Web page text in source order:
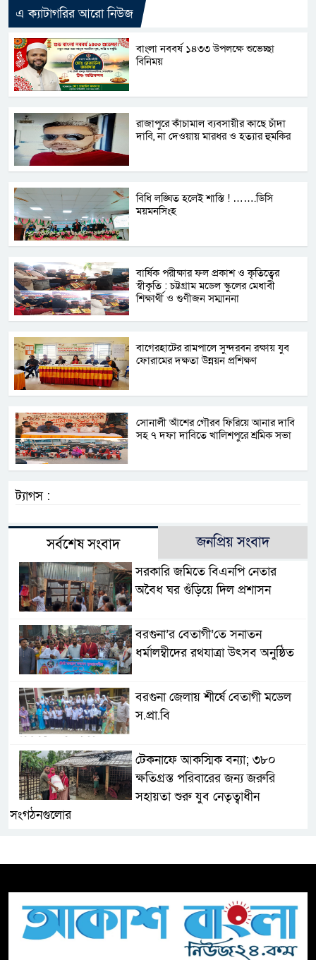
এ ক্যাটাগরির আরো নিউজ
বাংলা নববর্ষ ১৪৩৩ উপলক্ষে শুভেচ্ছা
বিনিময়
রাজাপুরে কাঁচামাল ব্যবসায়ীর কাছে চাঁদা
দাবি, না দেওয়ায় মারধর ও হত্যার হুমকির
বিধি লঙ্ঘিত হলেই শাস্তি ! …….ডিসি
ময়মনসিংহ
বার্ষিক পরীক্ষার ফল প্রকাশ ও কৃতিত্বের
স্বীকৃতি : চট্টগ্রাম মডেল স্কুলের মেধাবী
শিক্ষার্থী ও গুণীজন সম্মাননা
বাগেরহাটের রামপালে সুন্দরবন রক্ষায় যুব
ফোরামের দক্ষতা উন্নয়ন প্রশিক্ষণ
সোনালী আঁশের গৌরব ফিরিয়ে আনার দাবি
সহ ৭ দফা দাবিতে খালিশপুরে শ্রমিক সভা
ট্যাগস :
সর্বশেষ সংবাদ জনপ্রিয় সংবাদ
সরকারি জমিতে বিএনপি নেতার
অবৈধ ঘর গুঁড়িয়ে দিল প্রশাসন
বরগুনা’র বেতাগী’তে সনাতন
ধর্মালম্বীদের রথযাত্রা উৎসব অনুষ্ঠিত
বরগুনা জেলায় শীর্ষে বেতাগী মডেল
স.প্রা.বি
টেকনাফে আকস্মিক বন্যা; ৩৮০
ক্ষতিগ্রস্ত পরিবারের জন্য জরুরি
সহায়তা শুরু যুব নেতৃত্বাধীন
সংগঠনগুলোর
টিকটকে অশালীন কনটেন্ট ও অনলাইন
হয়রানির অভিযোগে ব্রাহ্মণবাড়িয়ায়